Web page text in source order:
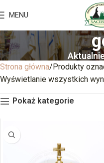
MENU
Strona główna Produkty
Wyświetlanie wszystkich
Pokaż kategorie